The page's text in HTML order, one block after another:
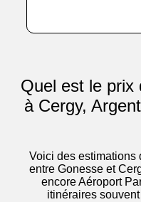
Quel est le prix
à Cergy,
Voici des estimations
entre Gonesse et
encore Aéroport
itinéraires